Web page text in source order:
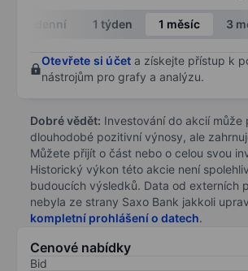
End of interactive chart.
Intradenní 1 týden 1 měsíc 3
Otevřete si účet a získejte přístup k
nástrojům pro grafy a analýzu.
Dobré vědět: Investování do akcií může
dlouhodobé pozitivní výnosy, ale
Můžete přijít o část nebo o celou svou
Historický výkon této akcie není
budoucích výsledků. Data od externích
nebyla ze strany Saxo Bank jakkoli
kompletní prohlášení o datech.
Cenové nabídky
Bid